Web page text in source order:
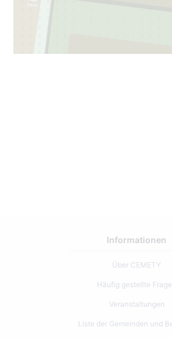
Informationen
Über CEMETY
Häufig gestellte
Veranstaltungen
Liste der Gemeinden und